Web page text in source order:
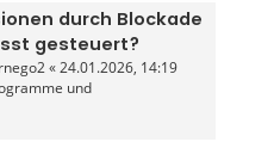
durch Blockade
gesteuert?
«24.01.2026, 14:19
und